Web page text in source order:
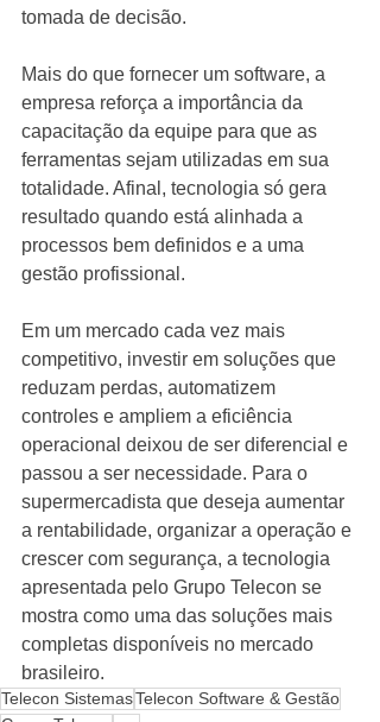
tomada de decisão.
Mais do que fornecer um software, a
empresa reforça a importância da
capacitação da equipe para que as
ferramentas sejam utilizadas em sua
totalidade. Afinal, tecnologia só gera
resultado quando está alinhada a
processos bem definidos e a uma
gestão profissional.
Em um mercado cada vez mais
competitivo, investir em soluções que
reduzam perdas, automatizem
controles e ampliem a eficiência
operacional deixou de ser diferencial e
passou a ser necessidade. Para o
supermercadista que deseja aumentar
a rentabilidade, organizar a operação e
crescer com segurança, a tecnologia
apresentada pelo Grupo Telecon se
mostra como uma das soluções mais
completas disponíveis no mercado
brasileiro.
Telecon SistemasTelecon Software & Gestão